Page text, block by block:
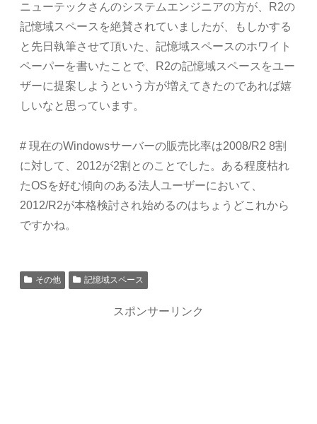
ニューテックさんのシステムエンジニアの方が、R2の
記憶域スペースを絶賛されていましたが、もしかする
と先日執筆させて頂いた、記憶域スペースのホワイト
ペーパーを書いたことで、R2の記憶域スペースをユー
ザーに提案しようという方が増えてきたのであれば嬉
しいなと思っています。
# 現在のWindowsサーバーの販売比率は2008/R2 8割
に対して、2012が2割とのことでした。ある程度枯れ
たOSを好む傾向のある法人ユーザーにおいて、
2012/R2が本格検討され始めるのはちょうどこれから
ですかね。
その他 記憶域スペース
スポンサーリンク